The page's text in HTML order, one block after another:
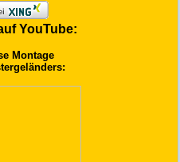
YouTube:
Montage